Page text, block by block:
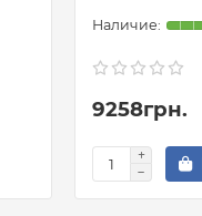
9258грн.